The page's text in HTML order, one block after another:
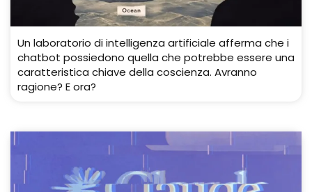
Un laboratorio di intelligenza artificiale afferma che i
chatbot possiedono quella che potrebbe essere una
caratteristica chiave della coscienza. Avranno
ragione? E ora?